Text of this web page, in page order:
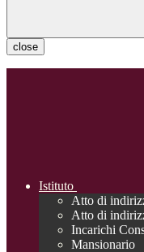
close
Istituto
Atto di
Atto di
Incarichi
Mansionario